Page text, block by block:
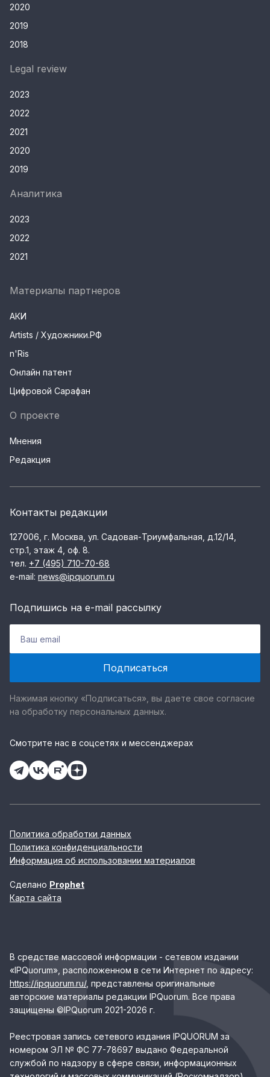
2020
2019
2018
Legal review
2023
2022
2021
2020
2019
Аналитика
2023
2022
2021
Материалы партнеров
АКИ
Artists / Художники.РФ
n'Ris
Онлайн патент
Цифровой Сарафан
О проекте
Мнения
Редакция
Контакты редакции
127006, г. Москва, ул. Садовая-Триумфальная, д.12/14,
стр.1, этаж 4, оф. 8.
тел. +7 (495) 710-70-68
e-mail: news@ipquorum.ru
Подпишись на e-mail рассылку
Нажимая кнопку «Подписаться», вы даете свое согласие
на обработку персональных данных.
Смотрите нас в соцсетях и мессенджерах
Политика обработки данных
Политика конфиденциальности
Информация об использовании материалов
Сделано Prophet
Карта сайта
В средстве массовой информации - сетевом издании
«IPQuorum», расположенном в сети Интернет по адресу:
https://ipquorum.ru/, представлены оригинальные
авторские материалы редакции IPQuorum. Все права
защищены ©IPQuorum 2021-2026 г.
Реестровая запись сетевого издания IPQUORUM за
номером ЭЛ № ФС 77-78697 выдано Федеральной
службой по надзору в сфере связи, информационных